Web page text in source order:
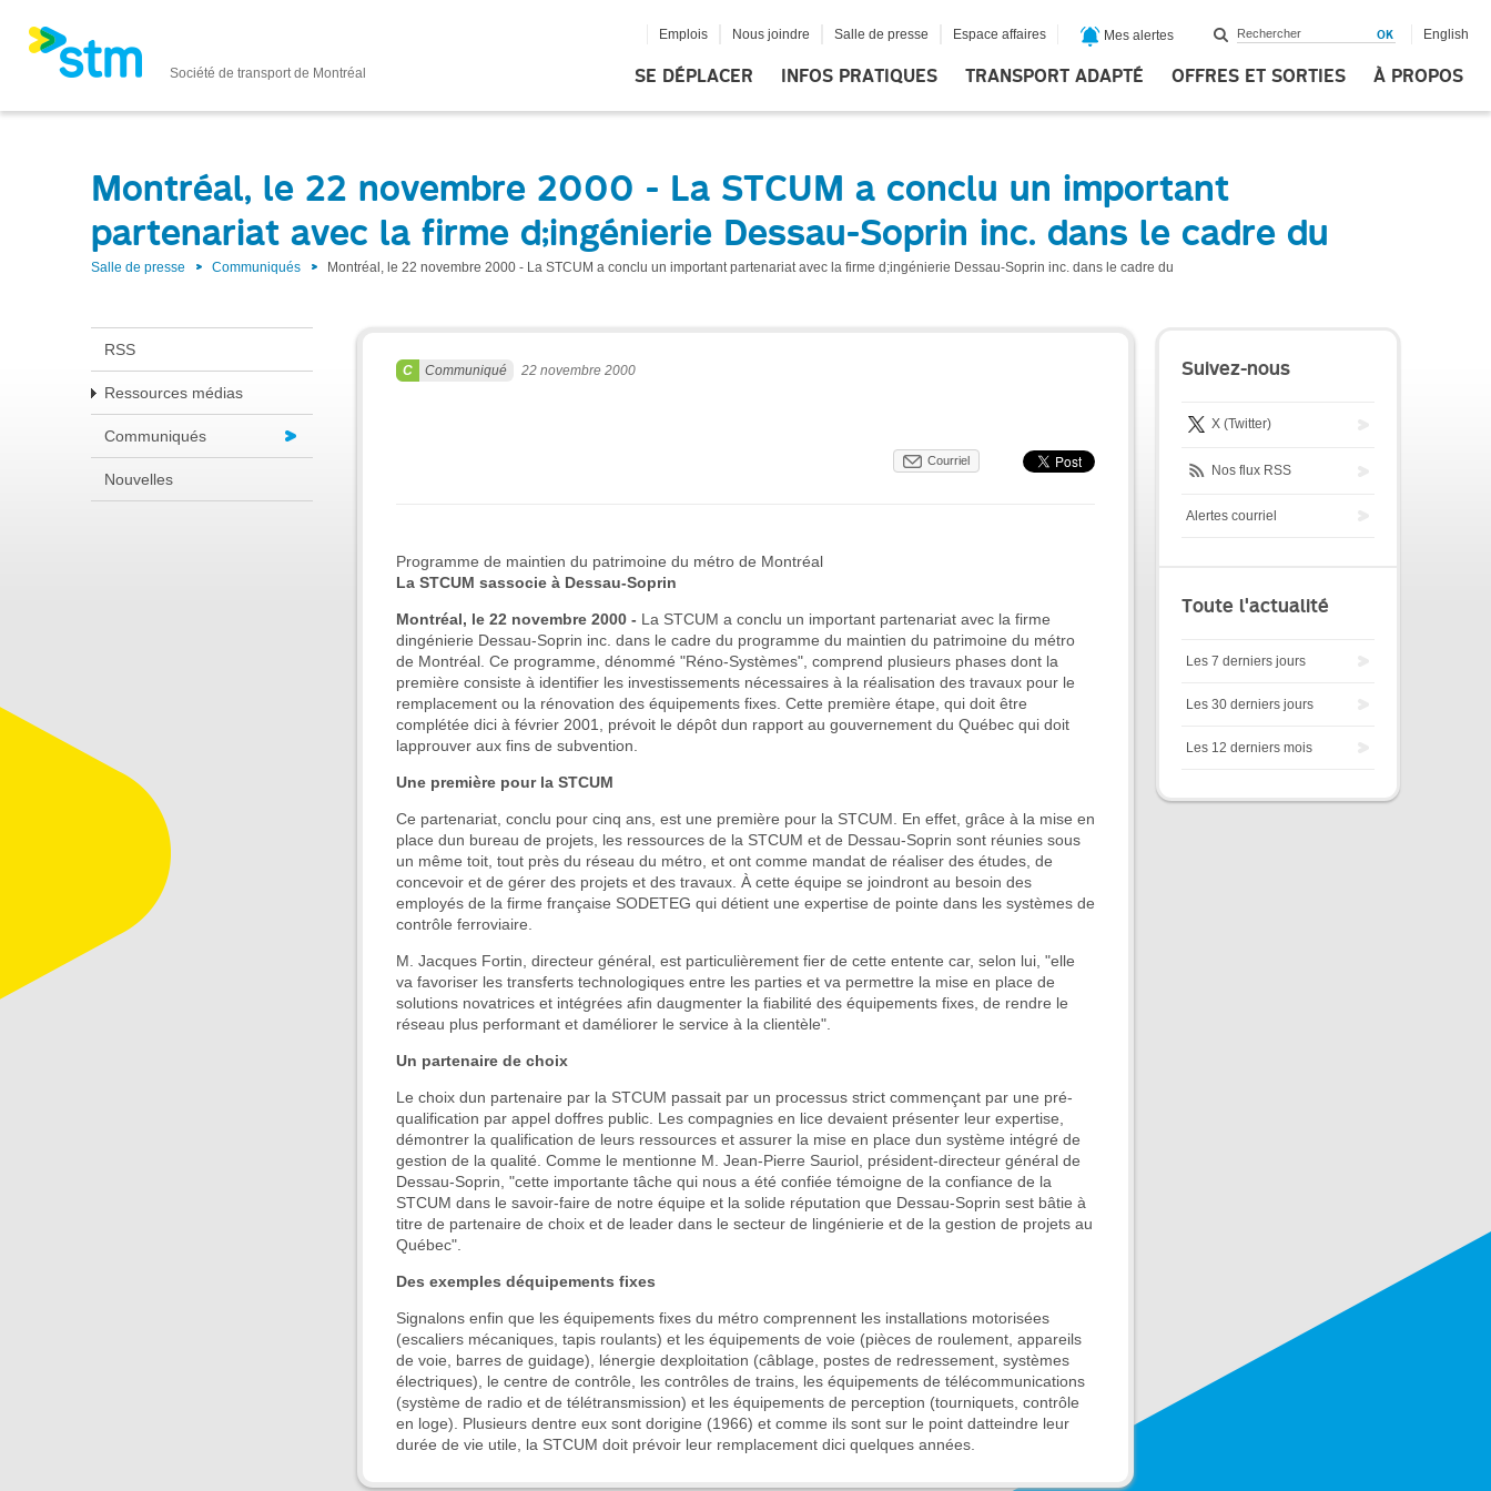
Société de transport de Montréal SE DÉPLACER INFOS PRATIQUES TRANSPORT ADAPTÉ OFFRES ET SORTIES À PROPOS
Emplois Nous joindre Salle de presse Espace affaires Mes alertes English
Montréal, le 22 novembre 2000 - La STCUM a conclu un important
partenariat avec la firme d;ingénierie Dessau-Soprin inc. dans le cadre du
Salle de presse Communiqués Montréal, le 22 novembre 2000 - La STCUM a conclu un important partenariat avec la firme d;ingénierie Dessau-Soprin inc. dans le cadre du
RSS
Ressources médias
Communiqués
Nouvelles
Communiqué 22 novembre 2000
Courriel
Programme de maintien du patrimoine du métro de Montréal
La STCUM sassocie à Dessau-Soprin
Montréal, le 22 novembre 2000 - La STCUM a conclu un important partenariat avec la firme
dingénierie Dessau-Soprin inc. dans le cadre du programme du maintien du patrimoine du métro
de Montréal. Ce programme, dénommé "Réno-Systèmes", comprend plusieurs phases dont la
première consiste à identifier les investissements nécessaires à la réalisation des travaux pour le
remplacement ou la rénovation des équipements fixes. Cette première étape, qui doit être
complétée dici à février 2001, prévoit le dépôt dun rapport au gouvernement du Québec qui doit
lapprouver aux fins de subvention.
Une première pour la STCUM
Ce partenariat, conclu pour cinq ans, est une première pour la STCUM. En effet, grâce à la mise en
place dun bureau de projets, les ressources de la STCUM et de Dessau-Soprin sont réunies sous
un même toit, tout près du réseau du métro, et ont comme mandat de réaliser des études, de
concevoir et de gérer des projets et des travaux. À cette équipe se joindront au besoin des
employés de la firme française SODETEG qui détient une expertise de pointe dans les systèmes de
contrôle ferroviaire.
M. Jacques Fortin, directeur général, est particulièrement fier de cette entente car, selon lui, "elle
va favoriser les transferts technologiques entre les parties et va permettre la mise en place de
solutions novatrices et intégrées afin daugmenter la fiabilité des équipements fixes, de rendre le
réseau plus performant et daméliorer le service à la clientèle".
Un partenaire de choix
Le choix dun partenaire par la STCUM passait par un processus strict commençant par une pré-
qualification par appel doffres public. Les compagnies en lice devaient présenter leur expertise,
démontrer la qualification de leurs ressources et assurer la mise en place dun système intégré de
gestion de la qualité. Comme le mentionne M. Jean-Pierre Sauriol, président-directeur général de
Dessau-Soprin, "cette importante tâche qui nous a été confiée témoigne de la confiance de la
STCUM dans le savoir-faire de notre équipe et la solide réputation que Dessau-Soprin sest bâtie à
titre de partenaire de choix et de leader dans le secteur de lingénierie et de la gestion de projets au
Québec".
Des exemples déquipements fixes
Signalons enfin que les équipements fixes du métro comprennent les installations motorisées
(escaliers mécaniques, tapis roulants) et les équipements de voie (pièces de roulement, appareils
de voie, barres de guidage), lénergie dexploitation (câblage, postes de redressement, systèmes
électriques), le centre de contrôle, les contrôles de trains, les équipements de télécommunications
(système de radio et de télétransmission) et les équipements de perception (tourniquets, contrôle
en loge). Plusieurs dentre eux sont dorigine (1966) et comme ils sont sur le point datteindre leur
durée de vie utile, la STCUM doit prévoir leur remplacement dici quelques années.
Suivez-nous
X (Twitter)
Nos flux RSS
Alertes courriel
Toute l'actualité
Les 7 derniers jours
Les 30 derniers jours
Les 12 derniers mois